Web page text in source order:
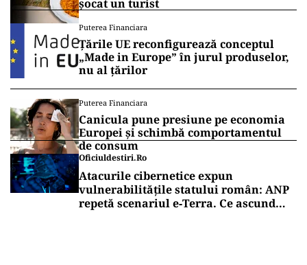
șocat un turist
Puterea Financiara
Țările UE reconfigurează conceptul
„Made in Europe” în jurul produselor,
nu al țărilor
Puterea Financiara
Canicula pune presiune pe economia
Europei și schimbă comportamentul
de consum
Oficiuldestiri.ro
Atacurile cibernetice expun
vulnerabilitățile statului român: ANP
repetă scenariul e‑Terra. Ce ascund